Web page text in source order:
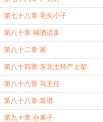
第七十八章 毛头小子
第八十章 喝酒话多
第八十二章 家
第八十四章 东北土特产上架
第八十六章 马主任
第八十八章 靠谱
第九十章 分果子